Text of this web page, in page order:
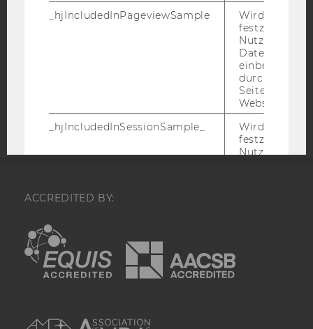
DATENSCHUTZERKLÄRUNG
STUDIENBEWERBER*INNEN UND STUDIERENDE
Barrierefreiheitserklärung
ACCREDITED BY:
EQUIS
_hjIncludedInPageviewSample
Wird gesetzt,
festzustellen,
Nutzer in die
einbezogen
durch das
Website
_hjIncludedInSessionSample_
Wird gesetzt,
festzustellen,
Nutzer in die
_hjAbsoluteSessionInProgress